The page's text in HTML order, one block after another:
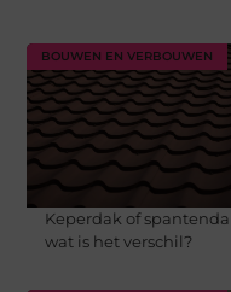
BOUWEN EN VERBOUWEN
Keperdak of
wat is het verschil?